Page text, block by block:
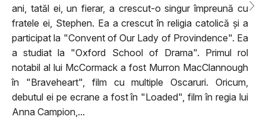
ani, tatăl ei, un fierar, a crescut-o singur împreună cu
fratele ei, Stephen. Ea a crescut în religia catolică și a
participat la "Convent of Our Lady of Provindence". Ea
a studiat la "Oxford School of Drama". Primul rol
notabil al lui McCormack a fost Murron MacClannough
în "Braveheart", film cu multiple Oscaruri. Oricum,
debutul ei pe ecrane a fost în "Loaded", film în regia lui
Anna Campion,...